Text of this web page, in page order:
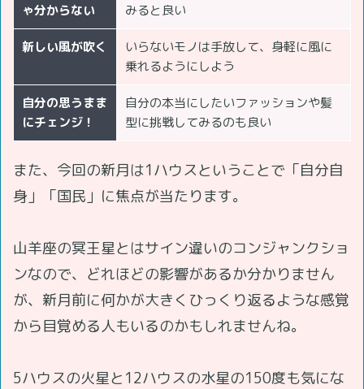
ゃ分からない
みると良い
新しい風が吹く
いらないモノは手放して、身軽に風に
乗れるようにしよう
自分の思うまま
にチェンジ！
自分の本当にしたいファッションや髪
型に挑戦してみるのも良い
また、今回の新月は1ハウスということで「自分自
身」「国民」に焦点が当たります。
山羊座の冥王星とはサイン違いのコンジャンクショ
ンなので、どれほどの影響があるか分かりません
が、新月前に何かが大きくひっくり返るような感覚
から目覚める人もいるのかもしれませんね。
5ハウスの火星と12ハウスの水星の150度も気にな